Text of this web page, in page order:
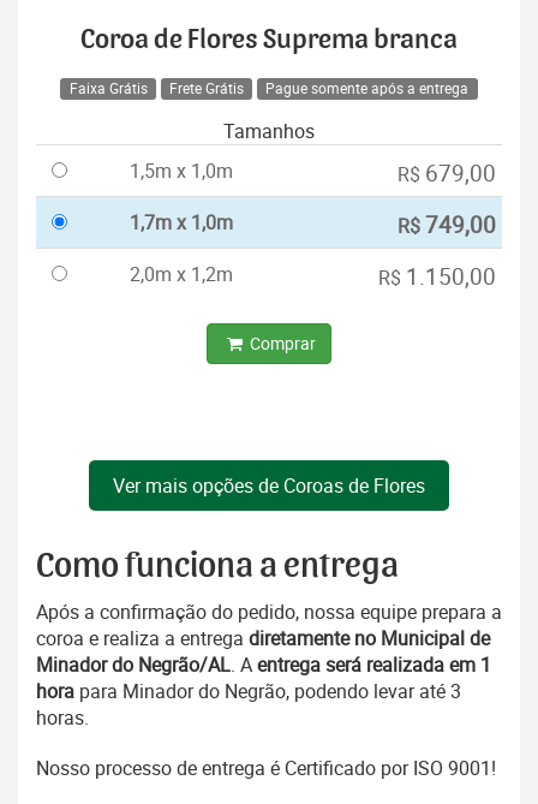
Coroa de Flores Suprema branca
Faixa Grátis Frete Grátis Pague somente após a entrega
Tamanhos
1,5m x 1,0m
R$ 679,00
1,7m x 1,0m R$749,00
2,0m x 1,2m R$ 1.150,00
Comprar
Ver mais opções de Coroas de Flores
Como funciona a entrega
Após a confirmação do pedido, nossa equipe prepara a
coroa e realiza a entrega diretamente no Municipal de
Minador do Negrão/AL. Aentrega será realizada em 1
hora para Minador do Negrão, podendo levar até 3
horas.
Nosso processo de entrega é Certificado por ISO 9001!